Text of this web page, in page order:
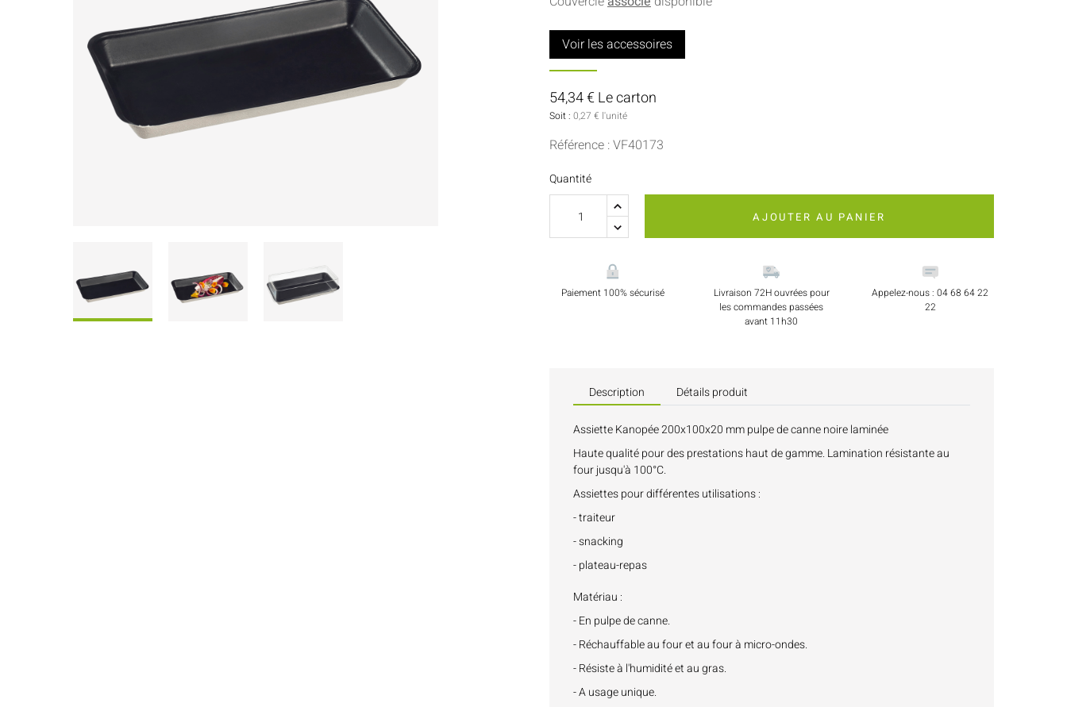
Coffrets À Partager Sauces Et Condiments
Nappes Et Serviettes
Pâtisserie
Voir les accessoires
54,34 € Le carton
Soit : 0,27 € l'unité
Référence : VF40173
Quantité
AJOUTER AU PANIER
Paiement 100% sécurisé
Livraison 72H ouvrées pour
les commandes passées
avant 11h30
Appelez-nous : 04 68 64 22
22
Description Détails produit
Assiette Kanopée 200x100x20 mm pulpe de canne noire laminée
Haute qualité pour des prestations haut de gamme. Lamination résistante au
four jusqu'à 100°C.
Assiettes pour différentes utilisations :
- traiteur
- snacking
- plateau-repas
Matériau :
- En pulpe de canne.
- Réchauffable au four et au four à micro-ondes.
- Résiste à l'humidité et au gras.
- A usage unique.